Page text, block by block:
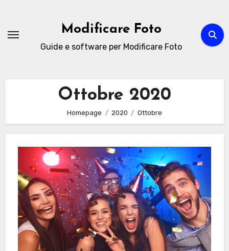
contenuto
Modificare Foto
Guide e software per Modificare Foto
Ottobre 2020
Homepage 2020 Ottobre